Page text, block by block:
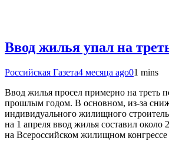
Ввод жилья упал на
Российская Газета4 месяца ago01 mins
Ввод жилья просел примерно на треть
прошлым годом. В основном, из-за
индивидуального жилищного
на 1 апреля ввод жилья составил около
на Всероссийском жилищном